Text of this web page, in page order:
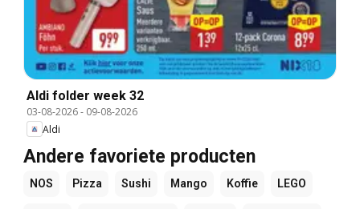
Aldi folder week 32
03-08-2026- 09-08-2026
Aldi
Andere favoriete producten
NOS Pizza Sushi Mango Koffie LEGO